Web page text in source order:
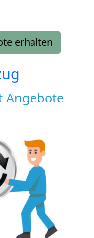
erhalten
Angebote